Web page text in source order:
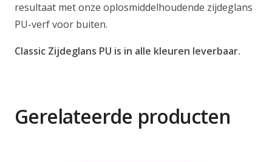
resultaat met onze oplosmiddelhoudende zijdeglans
PU-verf voor buiten.
Classic Zijdeglans PU is in alle kleuren leverbaar.
Gerelateerde producten